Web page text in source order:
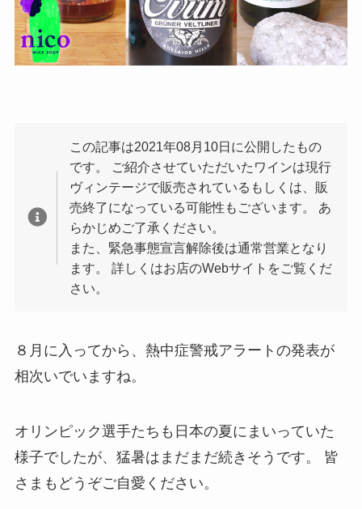
この記事は2021年08月10日に公開したもの
です。 ご紹介させていただいたワインは現行
ヴィンテージで販売されているもしくは、販
売終了になっている可能性もございます。 あ
らかじめご了承ください。
また、緊急事態宣言解除後は通常営業となり
ます。 詳しくはお店のWebサイトをご覧くだ
さい。
８月に入ってから、熱中症警戒アラートの発表が
相次いでいますね。
オリンピック選手たちも日本の夏にまいっていた
様子でしたが、猛暑はまだまだ続きそうです。 皆
さまもどうぞご自愛ください。